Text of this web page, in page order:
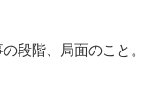
段階、局面のこと。